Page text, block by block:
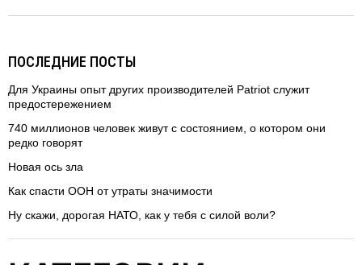
ПОСЛЕДНИЕ ПОСТЫ
Для Украины опыт других производителей Patriot служит
предостережением
740 миллионов человек живут с состоянием, о котором они
редко говорят
Новая ось зла
Как спасти ООН от утраты значимости
Ну скажи, дорогая НАТО, как у тебя с силой воли?